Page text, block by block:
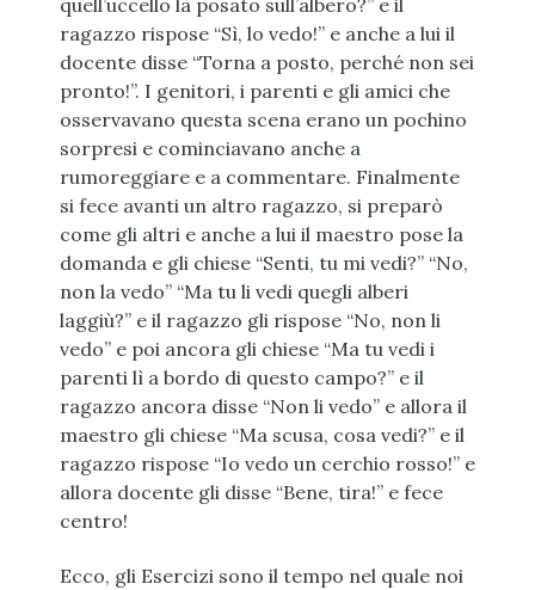
quell’uccello là posato sull’albero?” e il
ragazzo rispose “Sì, lo vedo!” e anche a lui il
docente disse “Torna a posto, perché non sei
pronto!”. I genitori, i parenti e gli amici che
osservavano questa scena erano un pochino
sorpresi e cominciavano anche a
rumoreggiare e a commentare. Finalmente
si fece avanti un altro ragazzo, si preparò
come gli altri e anche a lui il maestro pose la
domanda e gli chiese “Senti, tu mi vedi?” “No,
non la vedo” “Ma tu li vedi quegli alberi
laggiù?” e il ragazzo gli rispose “No, non li
vedo” e poi ancora gli chiese “Ma tu vedi i
parenti lì a bordo di questo campo?” e il
ragazzo ancora disse “Non li vedo” e allora il
maestro gli chiese “Ma scusa, cosa vedi?” e il
ragazzo rispose “Io vedo un cerchio rosso!” e
allora docente gli disse “Bene, tira!” e fece
centro!
Ecco, gli Esercizi sono il tempo nel quale noi